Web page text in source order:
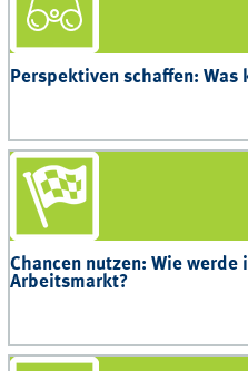
Perspektiven schaffen:
Chancen nutzen: Wie
Arbeitsmarkt?